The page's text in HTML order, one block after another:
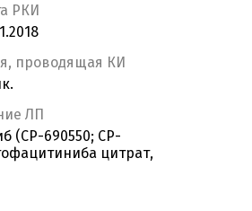
РКИ
проводящая КИ
ЛП
(CP-690550; CP-
цитрат,